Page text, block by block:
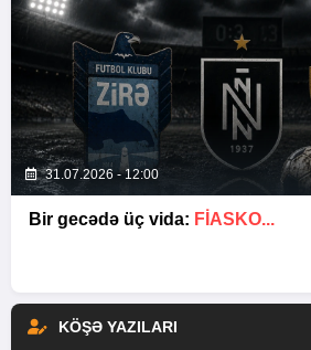
31.07.2026 - 12:00
Bir gecədə üç vida: FIASKO...
KÖŞƏ YAZILARI